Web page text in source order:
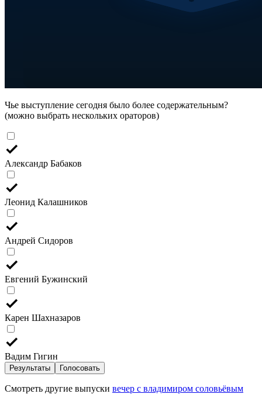
Чье выступление сегодня было более содержательным?
(можно выбрать нескольких ораторов)
Александр Бабаков
Леонид Калашников
Андрей Сидоров
Евгений Бужинский
Карен Шахназаров
Вадим Гигин
Результаты Голосовать
Смотреть другие выпуски вечер с владимиром соловьёвым